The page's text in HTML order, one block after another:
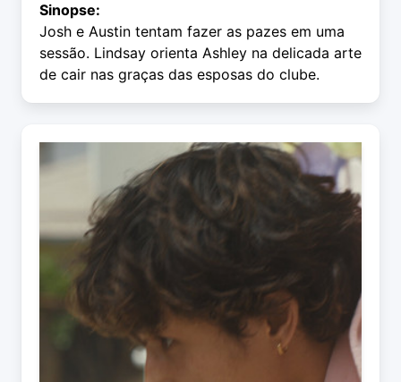
Sinopse:
Josh e Austin tentam fazer as pazes em uma
sessão. Lindsay orienta Ashley na delicada arte
de cair nas graças das esposas do clube.